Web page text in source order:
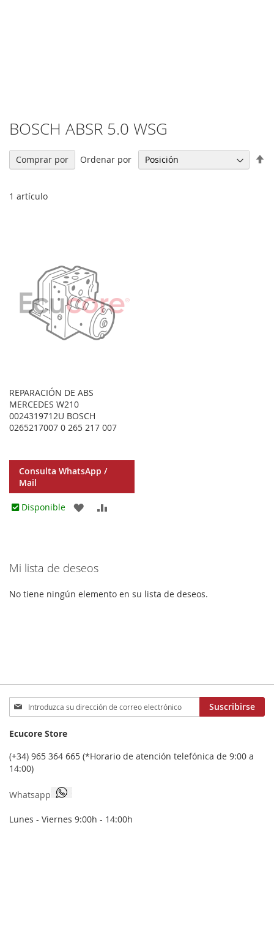
BOSCH ABSR 5.0 WSG
1 artículo
Ordenar por
REPARACIÓN DE ABS
MERCEDES W210
0024319712U BOSCH
0265217007 0 265 217 007
Consulta WhatsApp /
Mail
Disponible
AGREGAR
FAVORITOS
Comprar por
Mi lista de deseos
No tiene ningún elemento en su lista de deseos.
Inscríbase
a
boletín
de
noticias:
Suscribirse
Ecucore Store
(+34) 965 364 665 (*Horario de atención telefónica de 9:00 a
14:00)
Whatsapp
Lunes - Viernes 9:00h - 14:00h